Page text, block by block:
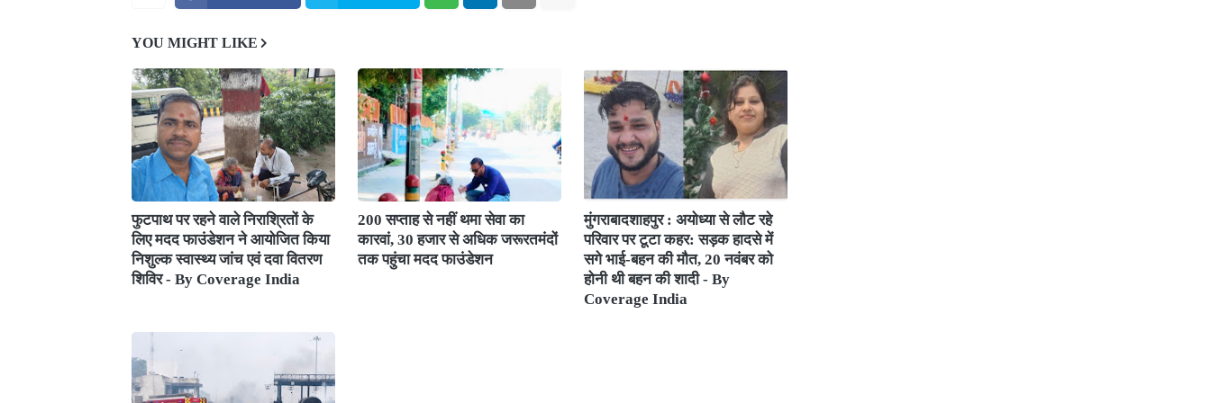
YOU MIGHT LIKE
फुटपाथ पर रहने वाले निराश्रितों के
लिए मदद फाउंडेशन ने आयोजित किया
निशुल्क स्वास्थ्य जांच एवं दवा वितरण
शिविर - By Coverage India
200 सप्ताह से नहीं थमा सेवा का
कारवां, 30 हजार से अधिक जरूरतमंदों
तक पहुंचा मदद फाउंडेशन
मुंगराबादशाहपुर : अयोध्या से लौट रहे
परिवार पर टूटा कहर: सड़क हादसे में
सगे भाई-बहन की मौत, 20 नवंबर को
होनी थी बहन की शादी - By
Coverage India